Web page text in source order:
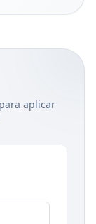
aplicar